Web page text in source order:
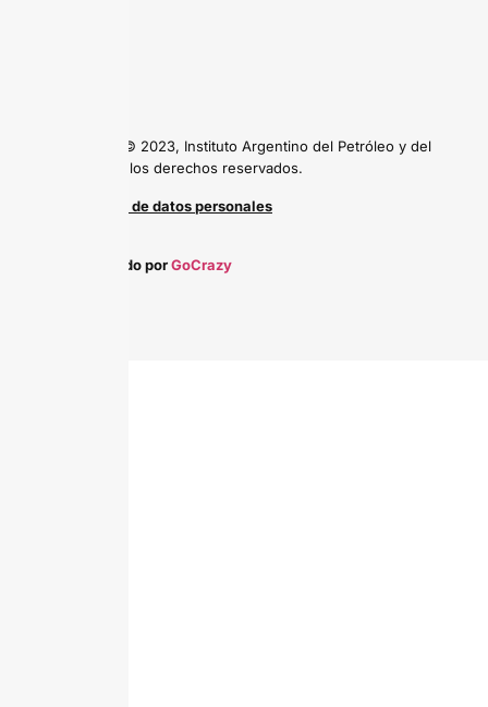
Copyright © 2023, Instituto Argentino del Petróleo y del
Gas, todos los derechos reservados.
Protección de datos personales
Desarrollado porGoCrazy